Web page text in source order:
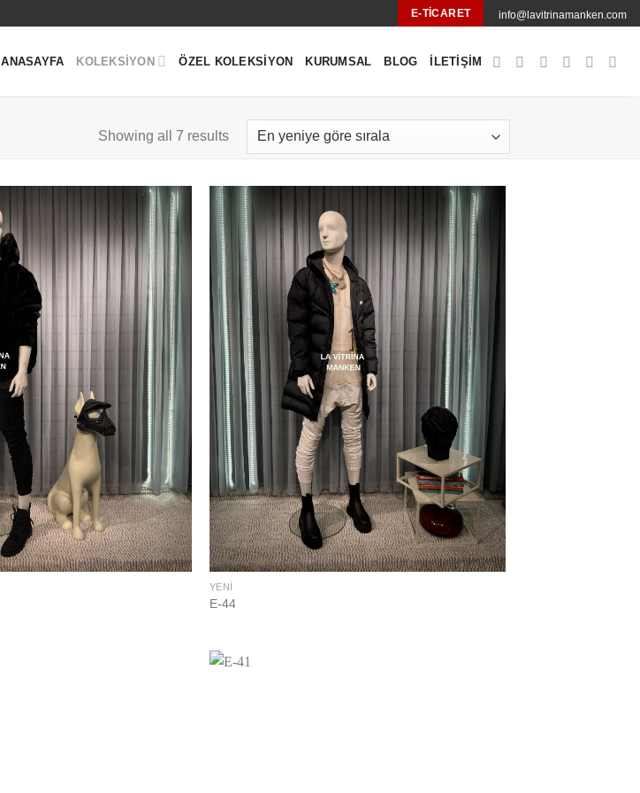
E-TICARET info@lavitrinamanken.com
ANASAYFA KOLEKSIYON ÖZEL KOLEKSIYON KURUMSAL BLOG İLETIŞIM
Showing all 7 results
YENI
E-44